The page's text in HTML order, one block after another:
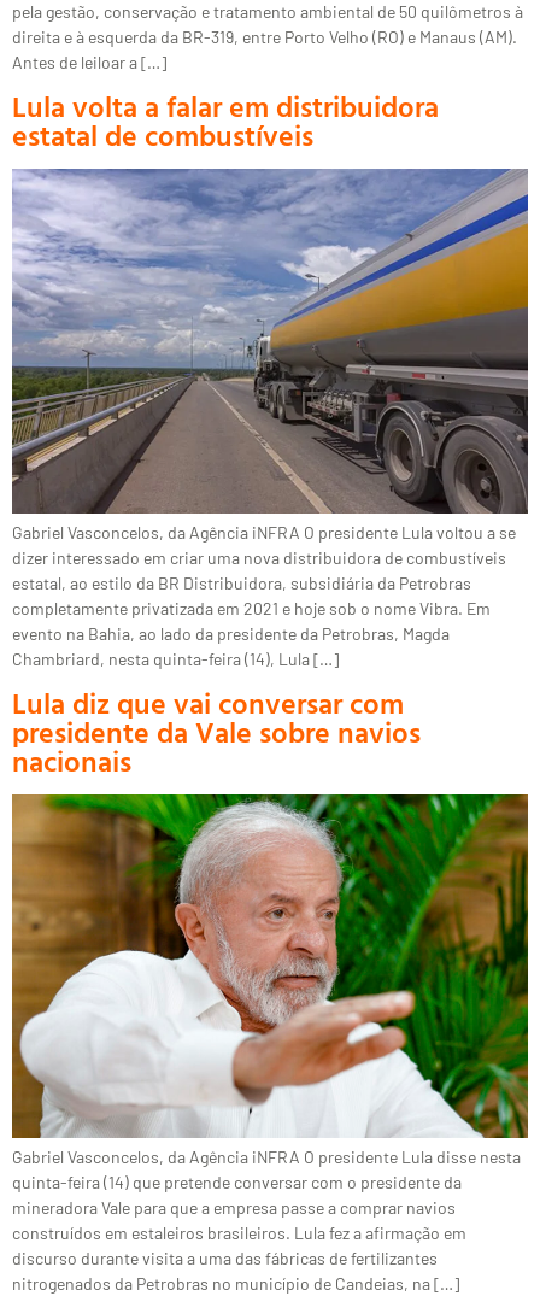
pela gestão, conservação e tratamento ambiental de 50 quilômetros à
direita e à esquerda da BR-319, entre Porto Velho (RO) e Manaus (AM).
Antes de leiloar a […]
Lula volta a falar em distribuidora
estatal de combustíveis
Gabriel Vasconcelos, da Agência iNFRA O presidente Lula voltou a se
dizer interessado em criar uma nova distribuidora de combustíveis
estatal, ao estilo da BR Distribuidora, subsidiária da Petrobras
completamente privatizada em 2021 e hoje sob o nome Vibra. Em
evento na Bahia, ao lado da presidente da Petrobras, Magda
Chambriard, nesta quinta-feira (14), Lula […]
Lula diz que vai conversar com
presidente da Vale sobre navios
nacionais
Gabriel Vasconcelos, da Agência iNFRA O presidente Lula disse nesta
quinta-feira (14) que pretende conversar com o presidente da
mineradora Vale para que a empresa passe a comprar navios
construídos em estaleiros brasileiros. Lula fez a afirmação em
discurso durante visita a uma das fábricas de fertilizantes
nitrogenados da Petrobras no município de Candeias, na […]